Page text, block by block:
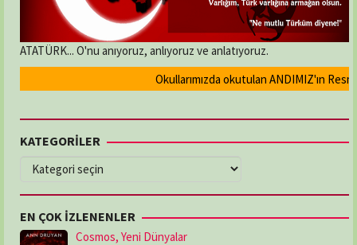
ATATÜRK... O'nu anıyoruz, anlıyoruz ve anlatıyoruz.
Okullarımızda okutulan ANDIMIZ'ın
KATEGORİLER
KATEGORİLER
EN ÇOK İZLENENLER
Cosmos, Yeni Dünyalar